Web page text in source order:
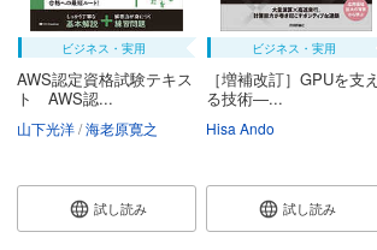
ビジネス・実用
AWS認定資格試験テキス
ト AWS認...
山下光洋 海老原寛之
試し読み
ビジネス・実用
［増補改訂］GPUを支え
る技術―...
Hisa Ando
試し読み